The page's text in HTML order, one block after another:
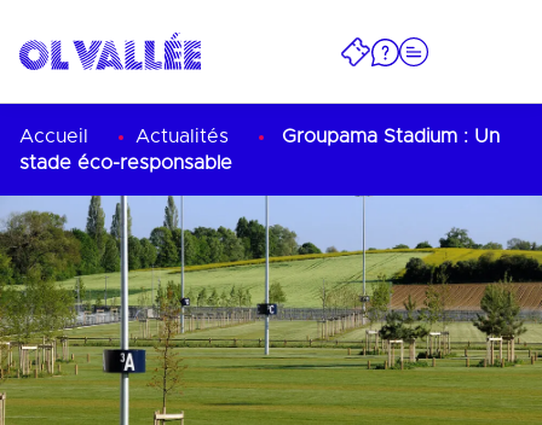
Accueil Actualités
Groupama Stadium : Un
stade éco-responsable